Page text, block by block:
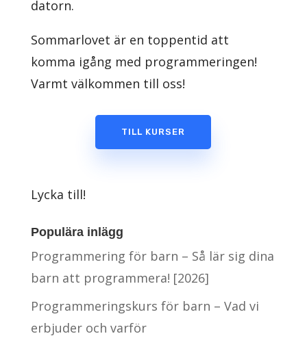
datorn.
Sommarlovet är en toppentid att
komma igång med programmeringen!
Varmt välkommen till oss!
TILL KURSER
Lycka till!
Populära inlägg
Programmering för barn – Så lär sig dina
barn att programmera! [2026]
Programmeringskurs för barn – Vad vi
erbjuder och varför